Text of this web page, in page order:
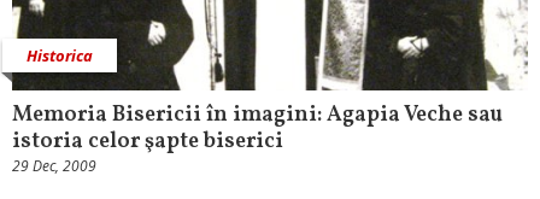
Historica
Memoria Bisericii în imagini: Agapia Veche sau
istoria celor şapte biserici
29 Dec, 2009